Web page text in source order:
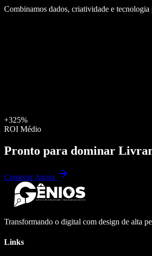
Combinamos dados, criatividade e tecnologia
+325%
ROI Médio
Pronto para dominar
Começar Agora
Transformando o digital com design de alta
Links